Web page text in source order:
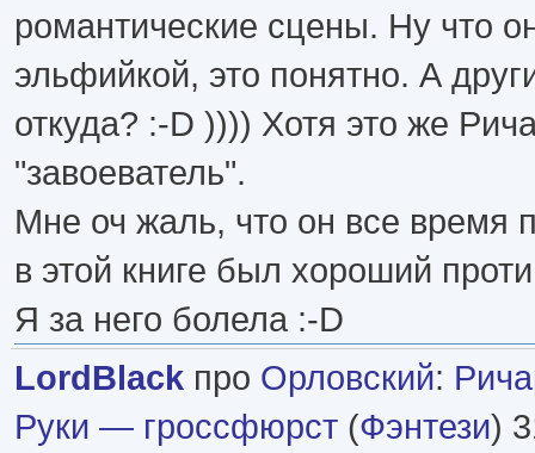
романтические сцены. Ну что
эльфийкой, это понятно. А
откуда? :-D )))) Хотя это же
"завоеватель".
Мне оч жаль, что он все время
в этой книге был хороший
Я за него болела :-D
LordBlack про Орловский:
Руки — гроссфюрст (Фэнтези)